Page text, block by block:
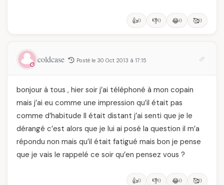
👍0 👎0 😂0 🥰0
coldcase Posté le 30 Oct 2013 à 17:15
bonjour à tous , hier soir j’ai téléphoné à mon copain
mais j’ai eu comme une impression qu’il était pas
comme d’habitude Il était distant j’ai senti que je le
dérangé c’est alors que je lui ai posé la question il m’a
répondu non mais qu’il était fatigué mais bon je pense
que je vais le rappelé ce soir qu’en pensez vous ?
👍0 👎0 😂0 🥰0